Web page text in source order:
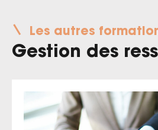
Les autres
Gestion des